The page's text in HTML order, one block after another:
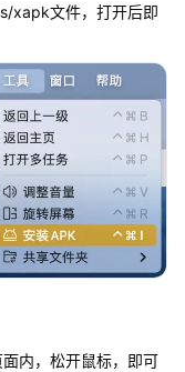
xapk文件，打开后即
内，松开鼠标，即可